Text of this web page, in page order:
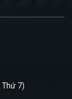
Thứ 7)